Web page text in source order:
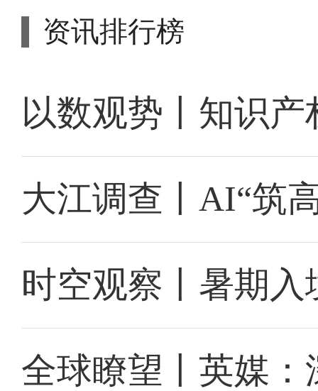
资讯排行榜
以数观势丨知识
大江调查丨AI“筑
时空观察丨暑期入
全球瞭望丨英媒